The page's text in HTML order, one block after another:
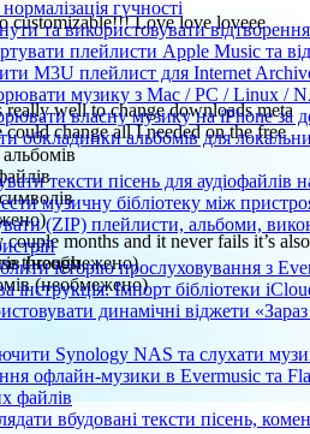
гучності
та використовувати
плейлисти Apple Music та
M3U плейлист для Internet
музику з Mac / PC / Linux /
власну музику на iPhone за
обкладинки альбомів для
тексти пісень для аудіофайлів
музичну бібліотеку між
(ZIP) плейлисти, альбоми,
історію прослуховування з
інструкція: Імпорт бібліотеки
динамічні віджети
Synology NAS та слухати
офлайн-музики в Evermusic та
файлів
вбудовані тексти пісень,
really well to change downloads meta
could change all I needed on the free
months and it never fails it’s also
through
need!!
(необмежено)
(необмежено)